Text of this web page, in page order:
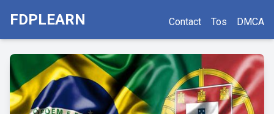
FDPLEARN Contact Tos DMCA